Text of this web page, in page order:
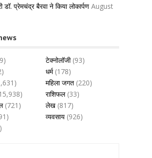
डॉ. प्रेमचंद्र बैरवा ने किया लोकार्पण August
टेक्नोलॉजी(93)
धर्म(178)
महिला जगत (220)
राशिफल(33)
(721) लेख (817)
व्यवसाय (926)